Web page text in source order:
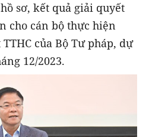
sơ, kết quả giải quyết
cho cán bộ thực hiện
của Bộ Tư pháp, dự
12/2023.